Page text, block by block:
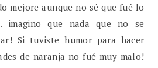
mejore aunque no sé que fué lo
imagino que nada que no se
Si tuviste humor para hacer
de naranja no fué muy malo!